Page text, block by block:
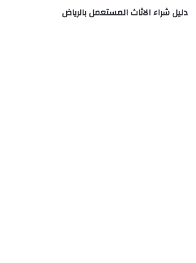
دليل شراء الاثاث المستعمل بالرياض